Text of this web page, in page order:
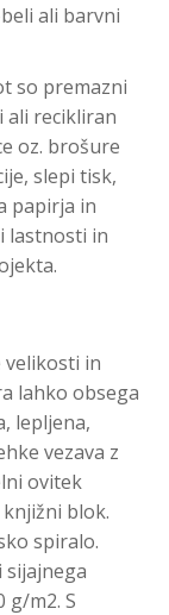
ali barvni
so premazni
ali recikliran
oz. brošure
slepi tisk,
papirja in
lastnosti in
in
lahko obsega
lepljena,
vezava z
ovitek
blok.
spiralo.
sijajnega
g/m2. S